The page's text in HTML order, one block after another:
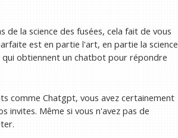
la science des fusées, cela fait de vous
est en partie l'art, en partie la science
obtiennent un chatbot pour répondre
comme Chatgpt, vous avez certainement
invites. Même si vous n'avez pas de